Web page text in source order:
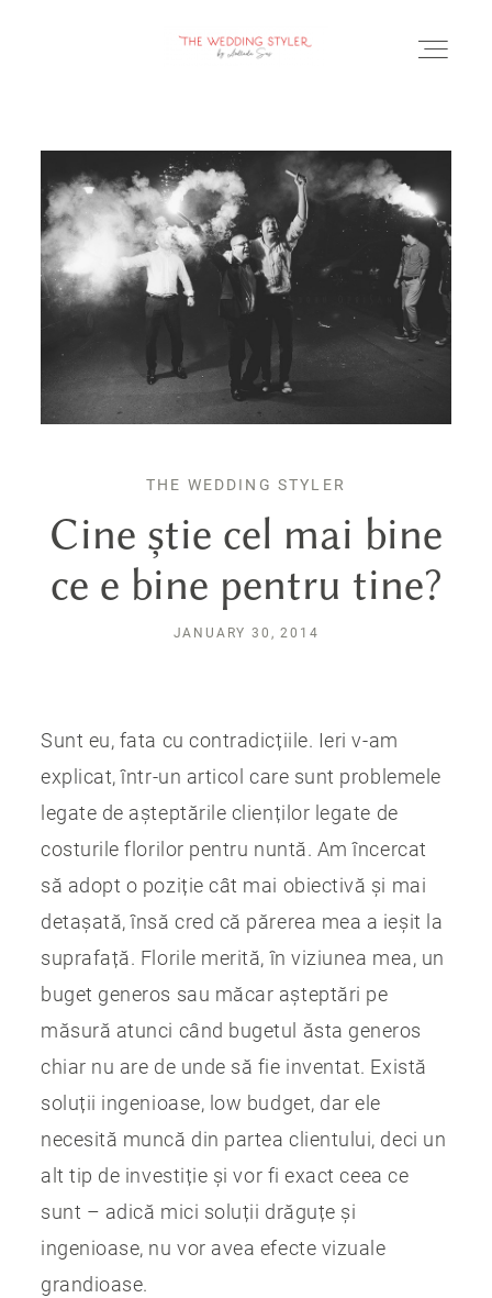
BLOG
SERVICII & FAQ
PORTOFOLIU
THE WEDDING STYLER
Cine știe cel mai bine
ce e bine pentru tine?
JANUARY 30, 2014
Sunt eu, fata cu contradicțiile. Ieri v-am
explicat, într-un articol care sunt problemele
legate de așteptările clienților legate de
costurile florilor pentru nuntă. Am încercat
să adopt o poziție cât mai obiectivă și mai
detașată, însă cred că părerea mea a ieșit la
suprafață. Florile merită, în viziunea mea, un
buget generos sau măcar așteptări pe
măsură atunci când bugetul ăsta generos
chiar nu are de unde să fie inventat. Există
soluții ingenioase, low budget, dar ele
necesită muncă din partea clientului, deci un
alt tip de investiție și vor fi exact ceea ce
sunt – adică mici soluții drăguțe și
ingenioase, nu vor avea efecte vizuale
grandioase.